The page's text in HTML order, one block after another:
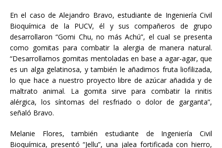
En el caso de Alejandro Bravo, estudiante de Ingeniería Civil
Bioquímica de la PUCV, él y sus compañeros de grupo
desarrollaron “Gomi Chu, no más Achú”, el cual se presenta
como gomitas para combatir la alergia de manera natural.
“Desarrollamos gomitas mentoladas en base a agar-agar, que
es un alga gelatinosa, y también le añadimos fruta liofilizada,
lo que hace a nuestro proyecto libre de azúcar añadida y de
maltrato animal. La gomita sirve para combatir la rinitis
alérgica, los síntomas del resfriado o dolor de garganta”,
señaló Bravo.
Melanie Flores, también estudiante de Ingeniería Civil
Bioquímica, presentó “Jellu”, una jalea fortificada con hierro,